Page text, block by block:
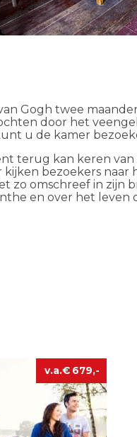
Gogh twee
door het
u de kamer
terug kan keren
bezoekers
zo omschreef in zijn
en over het
€ 679